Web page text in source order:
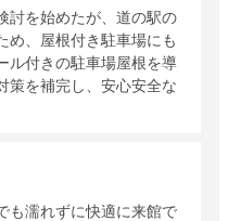
討を始めたが、道の駅の
め、屋根付き駐車場にも
ル付きの駐車場屋根を導
策を補完し、安心安全な
も濡れずに快適に来館で